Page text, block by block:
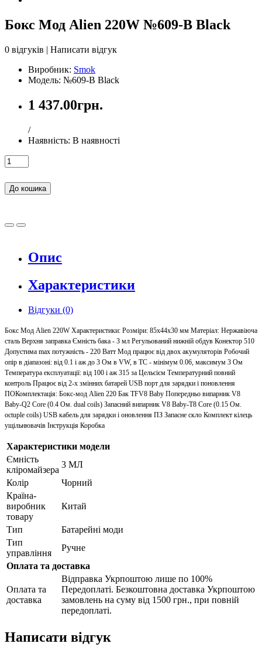
Бокс Мод Alien 220W №609-B Black
0 відгуків | Написати відгук
Виробник: Smok
Модель: №609-B Black
1 437.00грн.
/
Наявність: В наявності
До кошика
Опис
Характеристики
Відгуки (0)
Бокс Мод Alien 220W Характеристики: Розміри: 85х44х30 мм Матеріал: Нержавіюча
сталь Верхня заправка Ємність бака - 3 мл Регульований нижній обдув Конектор 510
Допустима max потужність - 220 Ватт Мод працює від двох акумуляторів Робочий
опір в діапазоні: від 0.1 і аж до 3 Ом в VW, в TC - мінімум 0.06, максимум 3 Ом
Температура експлуатації: від 100 і аж 315 за Цельсієм Температурний повний
контроль Працює від 2-х змінних батарей USB порт для зарядки і поновлення
ПОКомплектація: Бокс-мод Alien 220 Бак TFV8 Baby Попередньо випарник V8
Baby-Q2 Core (0.4 Ом. dual coils) Запасний випарник V8 Baby-T8 Core (0.15 Ом.
octuple coils) USB кабель для зарядки і оновлення ПЗ Запасне скло Комплект кілець
ущільнювачів Інструкція Коробка
Характеристики модели
Ємність
кліромайзера
3 МЛ
Колір
Чорний
Країна-
виробник
товару
Китай
Тип
Батарейні моди
Тип
управління
Ручне
Оплата та доставка
Оплата та
доставка
Відправка Укрпоштою лише по 100%
Передоплаті. Безкоштовна доставка Укрпоштою
замовлень на суму від 1500 грн., при повній
передоплаті.
Написати відгук